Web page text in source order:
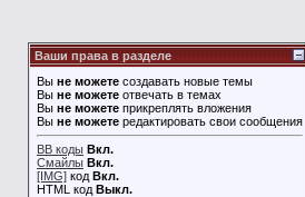
Ваши права в разделе
Вы не можете создавать новые темы
Вы не можете отвечать в темах
Вы не можете прикреплять вложения
Вы не можете редактировать свои сообщения
BB коды Вкл.
Смайлы Вкл.
[IMG] код Вкл.
HTML код Выкл.